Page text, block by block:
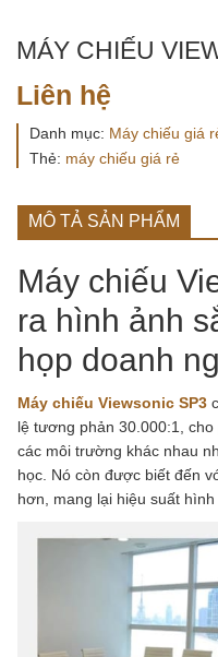
MÁY CHIẾU
Liên hệ
Danh mục: Máy chiếu giá
Thẻ: máy chiếu giá rẻ
MÔ TẢ SẢN PHẨM
Máy chiếu
ra hình ảnh
họp doanh
Máy chiếu Viewsonic SP3
lệ tương phản 30.000:1,
các môi trường khác nhau
học. Nó còn được biết đến
hơn, mang lại hiệu suất hình